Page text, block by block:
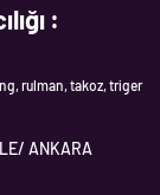
:
rulman, takoz, triger
ANKARA